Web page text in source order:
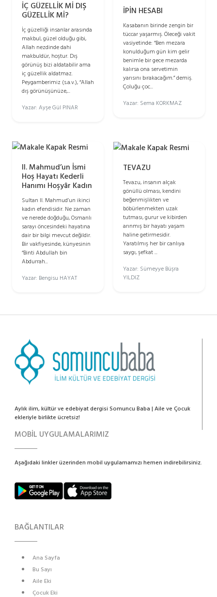
İÇ GÜZELLİK Mİ DIŞ
GÜZELLİK Mİ?
İç güzelliği insanlar arasında
makbul, güzel olduğu gibi,
Allah nezdinde dahi
makbuldür, hoştur. Dış
görünüş bizi aldatabilir ama
iç güzellik aldatmaz.
Peygamberimiz (s.a.v.), “Allah
dış görünüşünüze,...
Yazar: Ayşe Gül PINAR
İPİN HESABI
Kasabanın birinde zengin bir
tüccar yaşarmış. Öleceği vakit
vasiyetinde: “Ben mezara
konulduğum gün kim gelir
benimle bir gece mezarda
kalırsa ona servetimin
yarısını bırakacağım.” demiş.
Çoluğu çoc...
Yazar: Sema KORKMAZ
II. Mahmud’un İsmi
Hoş Hayatı Kederli
Hanımı Hoşyâr Kadın
Sultan II. Mahmud’un ikinci
kadın efendisidir. Ne zaman
ve nerede doğduğu, Osmanlı
sarayı öncesindeki hayatına
dair bir bilgi mevcut değildir.
Bir vakfiyesinde, künyesinin
“Binti Abdullah bin
Abdurrah...
Yazar: Bengisu HAYAT
TEVAZU
Tevazu, insanın alçak
gönüllü olması, kendini
beğenmişlikten ve
böbürlenmekten uzak
tutması, gurur ve kibirden
arınmış bir hayatı yaşam
haline getirmesidir.
Yaratılmış her bir canlıya
saygı, şefkat ...
Yazar: Sümeyye Büşra
YILDIZ
Aylık ilim, kültür ve edebiyat dergisi Somuncu Baba | Aile ve Çocuk
ekleriyle birlikte ücretsiz!
MOBİL UYGULAMALARIMIZ
Aşağıdaki linkler üzerinden mobil uygulamamızı hemen indirebilirsiniz.
BAĞLANTILAR
Ana Sayfa
Bu Sayı
Aile Eki
Çocuk Eki